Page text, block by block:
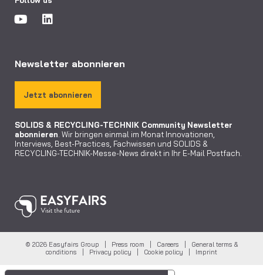
Newsletter abonnieren
Jetzt abonnieren
SOLIDS & RECYCLING-TECHNIK Community Newsletter
abonnieren . Wir bringen einmal im Monat Innovationen,
Interviews, Best-Practices, Fachwissen und SOLIDS &
RECYCLING-TECHNIK-Messe-News direkt in Ihr E-Mail Postfach.
© 2026 Easyfairs Group | Press room Careers
General terms &
conditions
Privacy policy Cookie policy Imprint